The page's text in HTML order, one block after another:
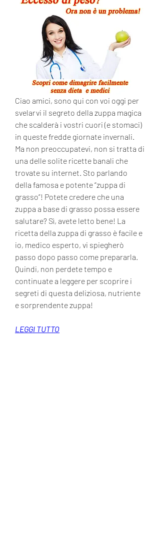
Ciao amici, sono qui con voi oggi per
svelarvi il segreto della zuppa magica
che scalderà i vostri cuori (e stomaci)
in queste fredde giornate invernali.
Ma non preoccupatevi, non si tratta di
una delle solite ricette banali che
trovate su internet. Sto parlando
della famosa e potente “zuppa di
grasso”! Potete credere che una
zuppa a base di grasso possa essere
salutare? Sì, avete letto bene! La
ricetta della zuppa di grasso è facile e
io, medico esperto, vi spiegherò
passo dopo passo come prepararla.
Quindi, non perdete tempo e
continuate a leggere per scoprire i
segreti di questa deliziosa, nutriente
e sorprendente zuppa!
LEGGI TUTTO